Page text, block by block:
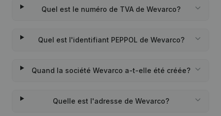
Quel est le numéro de TVA de Wevarco?
Quel est l'identifiant PEPPOL de Wevarco?
Quand la société Wevarco a-t-elle été créée?
Quelle est l'adresse de Wevarco?